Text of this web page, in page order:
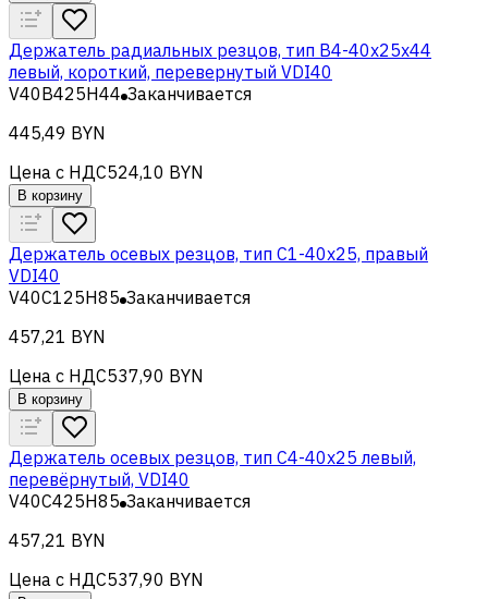
Держатель радиальных резцов, тип B4-40х25х44
левый, короткий, перевернутый VDI40
V40B425H44 Заканчивается
445,49 BYN
Цена с НДС524,10 BYN
В корзину
Держатель осевых резцов, тип С1-40x25, правый
VDI40
V40C125H85 Заканчивается
457,21 BYN
Цена с НДС537,90 BYN
В корзину
Держатель осевых резцов, тип С4-40x25 левый,
перевёрнутый, VDI40
V40C425H85 Заканчивается
457,21 BYN
Цена с НДС537,90 BYN